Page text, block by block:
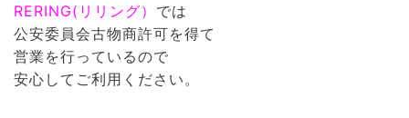
RERING(リリング） では
公安委員会古物商許可を得て
営業を行っているので
安心してご利用ください。